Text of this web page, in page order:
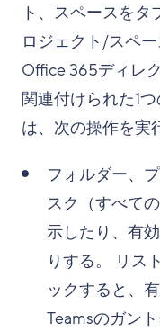
ト、スペースを
ロジェクト/スペ
Office 365ディレ
関連付けられた1
は、次の操作を実
フォルダー、
スク（すべて
示したり、有
りする。 リス
ックすると、
Teamsのガン